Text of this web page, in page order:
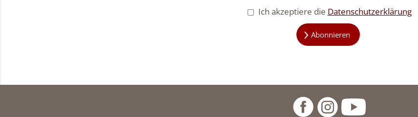
Ich akzeptiere die Datenschutzerklärung
Abonnieren